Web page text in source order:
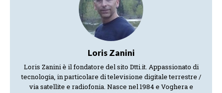
Loris Zanini
Loris Zanini è il fondatore del sito Dtti.it. Appassionato di
tecnologia, in particolare di televisione digitale terrestre /
via satellite e radiofonia. Nasce nel 1984 e Voghera e